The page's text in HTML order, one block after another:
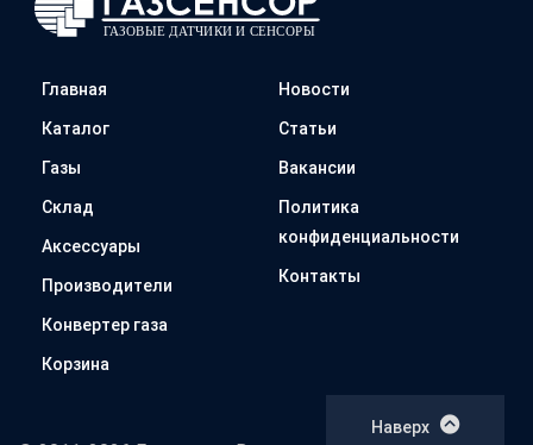
Главная
Каталог
Газы
Склад
Аксессуары
Производители
Конвертер газа
Корзина
Новости
Статьи
Вакансии
Политика
конфиденциальности
Контакты
Наверх